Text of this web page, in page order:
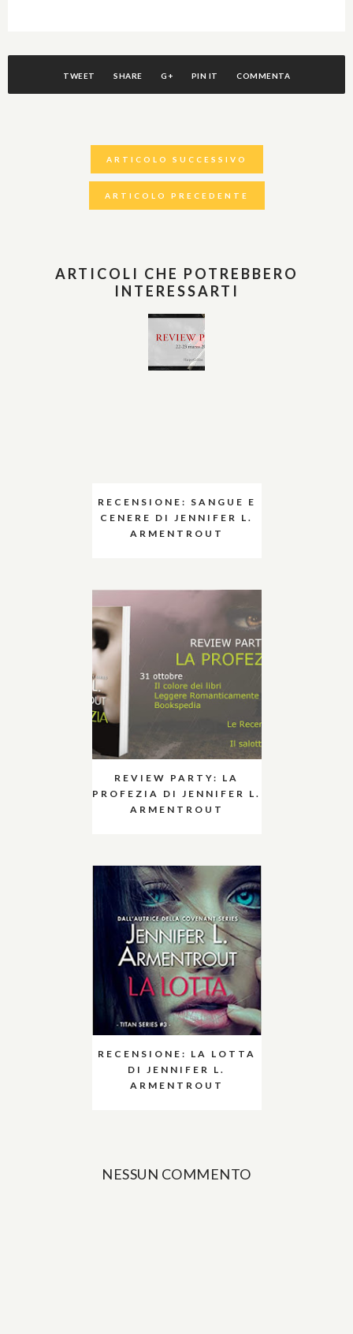
TWEET SHARE G+ PIN IT COMMENTA
ARTICOLO SUCCESSIVO
ARTICOLO PRECEDENTE
ARTICOLI CHE POTREBBERO
INTERESSARTI
RECENSIONE: SANGUE E
CENERE DI JENNIFER L.
ARMENTROUT
REVIEW PARTY: LA
PROFEZIA DI JENNIFER L.
ARMENTROUT
RECENSIONE: LA LOTTA
DI JENNIFER L.
ARMENTROUT
NESSUN COMMENTO